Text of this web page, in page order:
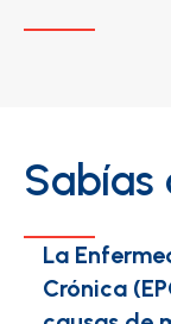
Sabías
La
Crónica